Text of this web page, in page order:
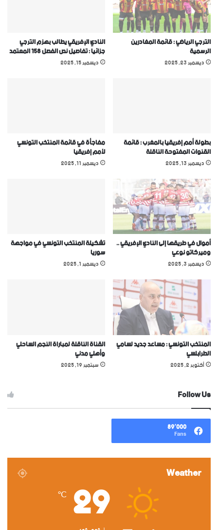
الترجي الرياضي : قائمة المغادرين
الرسمية
ديسمبر 23, 2025
النادي الإفريقي يطالب بهزم الترجي
جزائيا : تفاصيل نص الفصل 158 المعتمد
ديسمبر 15, 2025
بطولة أمم إفريقيا بالمغرب : قائمة
القنوات المفتوحة الناقلة
ديسمبر 13, 2025
مفاجأة في قائمة المنتخب التونسي
ﻷمم إفريقيا
ديسمبر 11, 2025
أموال في طريقها إلى النادي الإفريقي ..
وميركاتو نوعي
ديسمبر 3, 2025
تشكيلة المنتخب التونسي في مواجهة
سوريا
ديسمبر 1, 2025
المنتخب التونسي : مساعد جديد لسامي
الطرابلسي
أكتوبر 2, 2025
القناة الناقلة لمباراة النجم الساحلي
وأهلي مدني
سبتمبر 19, 2025
Follow Us
89٬000
Fans
Weather
29
℃